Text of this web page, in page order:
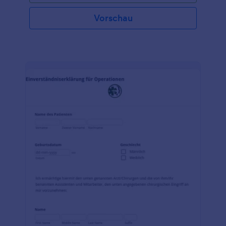
stellen, z.B. Patienten mit einer Vorerkrankung oder
Patienten, die nicht in der Lage sind, eine
Entscheidung zu treffen. Jotform ist einfach zu
Antworten bearbeiten und archivieren und bei
Bedarf erforderliche Felder hinzufügen. Passen Sie
Tools und -Widgets weiter an. Binden Sie es
Vorschau